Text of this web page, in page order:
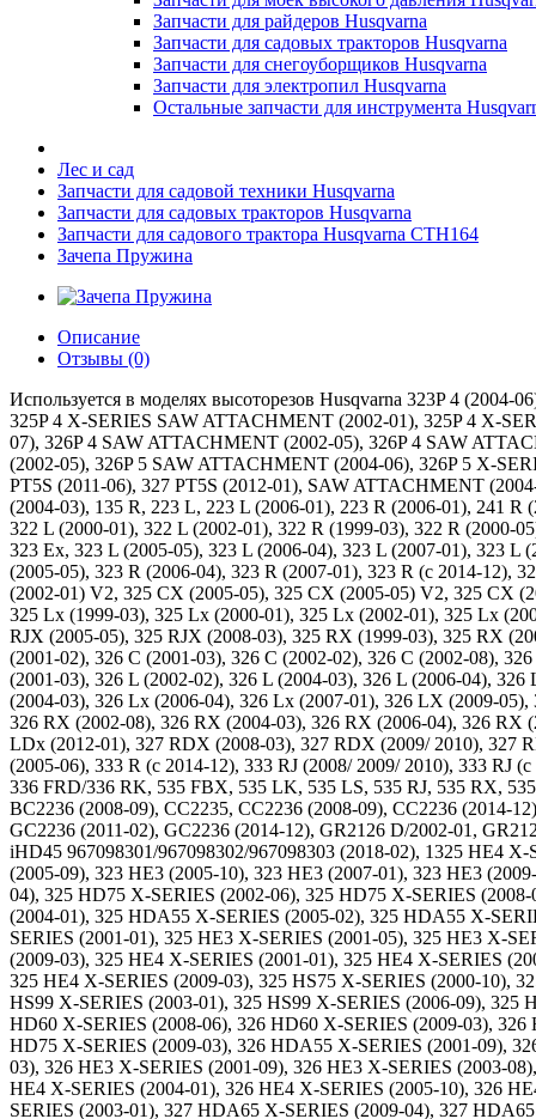
Запчасти для райдеров Husqvarna
Запчасти для садовых тракторов Husqvarna
Запчасти для снегоуборщиков Husqvarna
Запчасти для электропил Husqvarna
Остальные запчасти для инструмента
Лес и сад
Запчасти для садовой техники Husqvarna
Запчасти для садовых тракторов Husqvarna
Запчасти для садового трактора Husqvarna CTH164
Зачепа Пружина
Описание
Отзывы (0)
Используется в моделях высоторезов Husqvarna 323P 4
325P 4 X-SERIES SAW ATTACHMENT (2002-01), 325P 4 X-
07), 326P 4 SAW ATTACHMENT (2002-05), 326P 4 SAW
(2002-05), 326P 5 SAW ATTACHMENT (2004-06), 326P 5 X-
PT5S (2011-06), 327 PT5S (2012-01), SAW ATTACHMENT
(2004-03), 135 R, 223 L, 223 L (2006-01), 223 R (2006-01), 241 R
322 L (2000-01), 322 L (2002-01), 322 R (1999-03), 322 R (2000-
323 Ex, 323 L (2005-05), 323 L (2006-04), 323 L (2007-01), 323
(2005-05), 323 R (2006-04), 323 R (2007-01), 323 R (c 2014-12),
(2002-01) V2, 325 CX (2005-05), 325 CX (2005-05) V2, 325 CX
325 Lx (1999-03), 325 Lx (2000-01), 325 Lx (2002-01), 325 Lx
RJX (2005-05), 325 RJX (2008-03), 325 RX (1999-03), 325 RX
(2001-02), 326 C (2001-03), 326 C (2002-02), 326 C (2002-08),
(2001-03), 326 L (2002-02), 326 L (2004-03), 326 L (2006-04),
(2004-03), 326 Lx (2006-04), 326 Lx (2007-01), 326 LX (2009-
326 RX (2002-08), 326 RX (2004-03), 326 RX (2006-04), 326 RX
LDx (2012-01), 327 RDX (2008-03), 327 RDX (2009/ 2010), 327
(2005-06), 333 R (c 2014-12), 333 RJ (2008/ 2009/ 2010), 333 RJ
336 FRD/336 RK, 535 FBX, 535 LK, 535 LS, 535 RJ, 535 RX,
BC2236 (2008-09), CC2235, CC2236 (2008-09), CC2236 (2014-
GC2236 (2011-02), GC2236 (2014-12), GR2126 D/2002-01,
iHD45 967098301/967098302/967098303 (2018-02), 1325 HE4
(2005-09), 323 HE3 (2005-10), 323 HE3 (2007-01), 323 HE3
04), 325 HD75 X-SERIES (2002-06), 325 HD75 X-SERIES
(2004-01), 325 HDA55 X-SERIES (2005-02), 325 HDA55 X-
SERIES (2001-01), 325 HE3 X-SERIES (2001-05), 325 HE3 X-
(2009-03), 325 HE4 X-SERIES (2001-01), 325 HE4 X-SERIES
325 HE4 X-SERIES (2009-03), 325 HS75 X-SERIES (2000-10),
HS99 X-SERIES (2003-01), 325 HS99 X-SERIES (2006-09),
HD60 X-SERIES (2008-06), 326 HD60 X-SERIES (2009-03),
HD75 X-SERIES (2009-03), 326 HDA55 X-SERIES (2001-09),
03), 326 HE3 X-SERIES (2001-09), 326 HE3 X-SERIES (2003-
HE4 X-SERIES (2004-01), 326 HE4 X-SERIES (2005-10), 326
SERIES (2003-01), 327 HDA65 X-SERIES (2009-04), 327